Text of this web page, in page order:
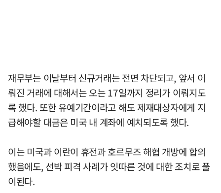
재무부는 이날부터 신규거래는 전면 차단되고, 앞서 이
뤄진 거래에 대해서는 오는 17일까지 정리가 이뤄지도
록 했다. 또한 유예기간이라고 해도 제재대상자에게 지
급해야할 대금은 미국 내 계좌에 예치되도록 했다.
이는 미국과 이란이 휴전과 호르무즈 해협 개방에 합의
했음에도, 선박 피격 사례가 잇따른 것에 대한 조치로 풀
이된다.